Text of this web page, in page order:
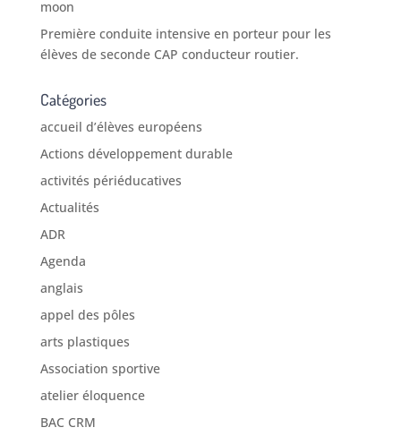
moon
Première conduite intensive en porteur pour les
élèves de seconde CAP conducteur routier.
Catégories
accueil d’élèves européens
Actions développement durable
activités périéducatives
Actualités
ADR
Agenda
anglais
appel des pôles
arts plastiques
Association sportive
atelier éloquence
BAC CRM